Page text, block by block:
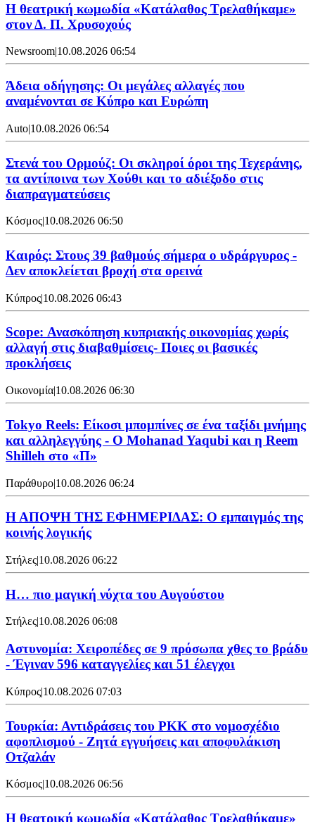
Η θεατρική κωμωδία «Κατάλαθος Τρελαθήκαμε»
στον Δ. Π. Χρυσοχούς
Newsroom|10.08.2026 06:54
Άδεια οδήγησης: Οι μεγάλες αλλαγές που
αναμένονται σε Κύπρο και Ευρώπη
Auto|10.08.2026 06:54
Στενά του Ορμούζ: Οι σκληροί όροι της Τεχεράνης,
τα αντίποινα των Χούθι και το αδιέξοδο στις
διαπραγματεύσεις
Κόσμος|10.08.2026 06:50
Καιρός: Στους 39 βαθμούς σήμερα ο υδράργυρος -
Δεν αποκλείεται βροχή στα ορεινά
Κύπρος|10.08.2026 06:43
Scope: Ανασκόπηση κυπριακής οικονομίας χωρίς
αλλαγή στις διαβαθμίσεις- Ποιες οι βασικές
προκλήσεις
Οικονομία|10.08.2026 06:30
Tokyo Reels: Είκοσι μπομπίνες σε ένα ταξίδι μνήμης
και αλληλεγγύης - Ο Mohanad Yaqubi και η Reem
Shilleh στο «Π»
Παράθυρο|10.08.2026 06:24
Η ΑΠΟΨΗ ΤΗΣ ΕΦΗΜΕΡΙΔΑΣ: Ο εμπαιγμός της
κοινής λογικής
Στήλες|10.08.2026 06:22
Η… πιο μαγική νύχτα του Αυγούστου
Στήλες|10.08.2026 06:08
Αστυνομία: Χειροπέδες σε 9 πρόσωπα χθες το βράδυ
- Έγιναν 596 καταγγελίες και 51 έλεγχοι
Κύπρος|10.08.2026 07:03
Τουρκία: Αντιδράσεις του PKK στο νομοσχέδιο
αφοπλισμού - Ζητά εγγυήσεις και αποφυλάκιση
Οτζαλάν
Κόσμος|10.08.2026 06:56
Η θεατρική κωμωδία «Κατάλαθος Τρελαθήκαμε»